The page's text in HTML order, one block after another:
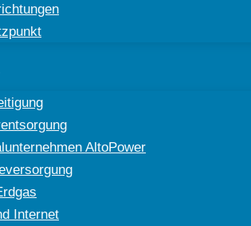
AltoPower
Internet